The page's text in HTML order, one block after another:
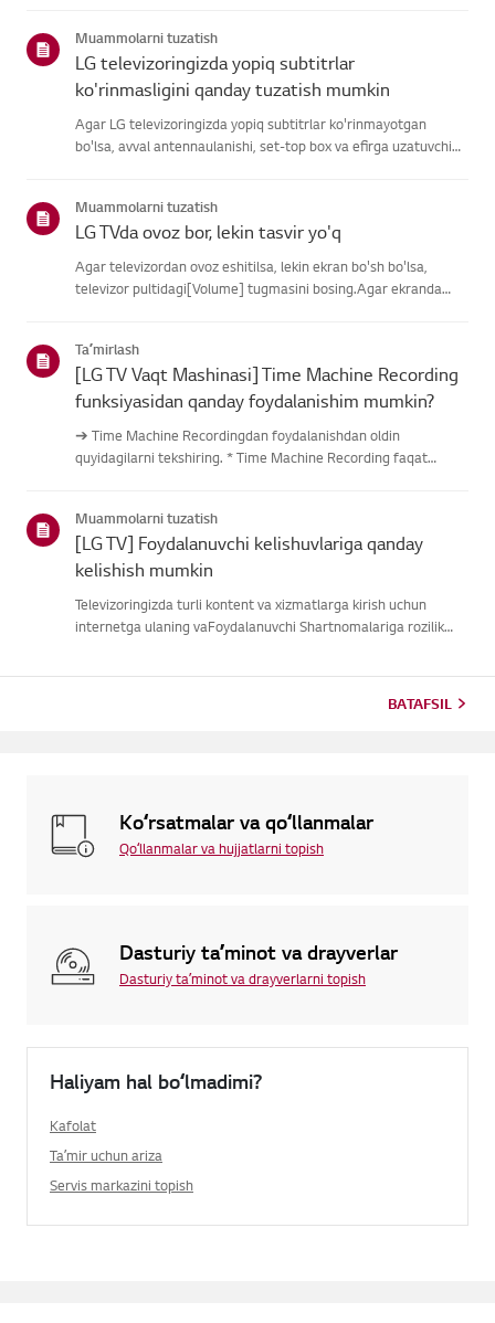
joyga o'rn...
Muammolarni tuzatish
LG televizoringizda yopiq subtitrlar
ko'rinmasligini qanday tuzatish mumkin
Agar LG televizoringizda yopiq subtitrlar ko'rinmayotgan
bo'lsa, avval antennaulanishi, set-top box va efirga uzatuvchi
Muammolarni tuzatish
LG TVda ovoz bor, lekin tasvir yo'q
Agar televizordan ovoz eshitilsa, lekin ekran bo'sh bo'lsa,
televizor pultidagi[Volume] tugmasini bosing.Agar ekranda
mumkin.Muammo tashqi quril...
Taʼmirlash
[LG TV Vaqt Mashinasi] Time Machine Recording
funksiyasidan qanday foydalanishim mumkin?
➔ Time Machine Recordingdan foydalanishdan oldin
quyidagilarni tekshiring. * Time Machine Recording faqat
qurilmalariga ulangan ...
Muammolarni tuzatish
[LG TV] Foydalanuvchi kelishuvlariga qanday
kelishish mumkin
Televizoringizda turli kontent va xizmatlarga kirish uchun
internetga ulaning vaFoydalanuvchi Shartnomalariga rozilik
BATAFSIL
Koʻrsatmalar va qoʻllanmalar
Qoʻllanmalar va hujjatlarni topish
Dasturiy taʼminot va drayverlar
Dasturiy taʼminot va drayverlarni topish
Haliyam hal boʻlmadimi?
Kafolat
Taʼmir uchun ariza
Servis markazini topish